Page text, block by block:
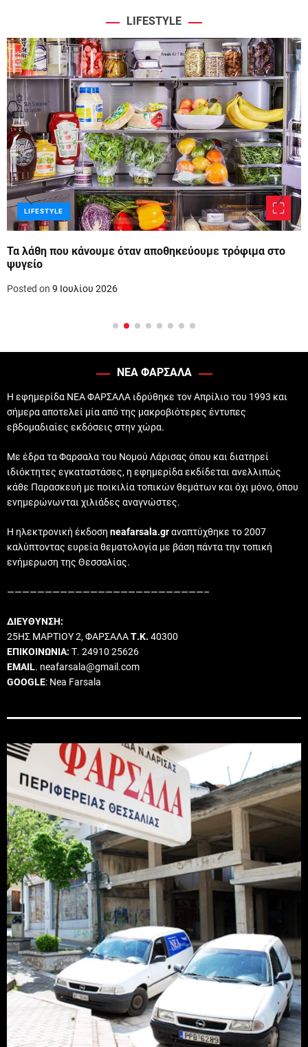
LIFESTYLE
LIFESTYLE
Τα λάθη που κάνουμε όταν αποθηκεύουμε τρόφιμα στο
ψυγείο
Posted on 9 Ιουλίου 2026
ΝΕΑ ΦΑΡΣΑΛΑ
Η εφημερίδα ΝΕΑ ΦΑΡΣΑΛΑ ιδρύθηκε τον Απρίλιο του 1993 και
σήμερα αποτελεί μία από της μακροβιότερες έντυπες
εβδομαδιαίες εκδόσεις στην χώρα.
Με έδρα τα Φαρσαλα του Νομού Λάρισας όπου και διατηρεί
ιδιόκτητες εγκαταστάσες, η εφημερίδα εκδίδεται ανελλιπώς
κάθε Παρασκευή με ποικιλία τοπικών θεμάτων και όχι μόνο, όπου
ενημερώνωνται χιλιάδες αναγνώστες.
Η ηλεκτρονική έκδοση neafarsala.grαναπτύχθηκε το 2007
καλύπτοντας ευρεία θεματολογία με βάση πάντα την τοπική
ενήμερωση της Θεσσαλίας.
——————————————————————————–
ΔΙΕΥΘΥΝΣΗ:
25ΗΣ ΜΑΡΤΙΟΥ 2, ΦΑΡΣΑΛΑΤ.Κ. 40300
ΕΠΙΚΟΙΝΩΝΙΑ: Τ. 24910 25626
EMAIL. neafarsala@gmail.com
GOOGLE: Nea Farsala